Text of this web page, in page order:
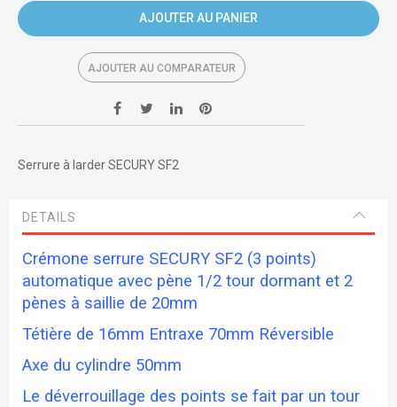
AJOUTER AU PANIER
AJOUTER AU COMPARATEUR
Serrure à larder SECURY SF2
DETAILS
Crémone serrure SECURY SF2 (3 points)
automatique avec pène 1/2 tour dormant et 2
pènes à saillie de 20mm
Tétière de 16mm Entraxe 70mm Réversible
Axe du cylindre 50mm
Le déverrouillage des points se fait par un tour